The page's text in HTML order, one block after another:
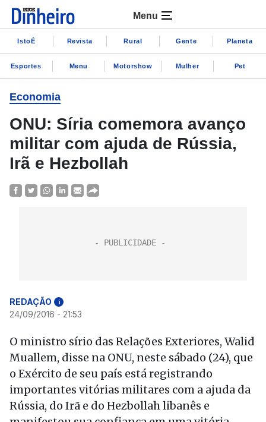
Menu
IstoÉ Revista Rural Gente Planeta
Esportes Menu Motorshow Mulher Pet
Economia
ONU: Síria comemora avanço
militar com ajuda de Rússia,
Irã e Hezbollah
REDAÇÃO i
24/09/2016 - 21:53
O ministro sírio das Relações Exteriores, Walid
Muallem, disse na ONU, neste sábado (24), que
o Exército de seu país está registrando
importantes vitórias militares com a ajuda da
Rússia, do Irã e do Hezbollah libanês e